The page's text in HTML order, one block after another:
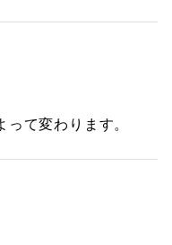
て変わります。